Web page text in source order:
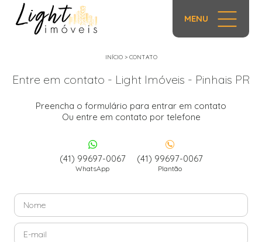
MENU
INÍCIO> CONTATO
Entre em contato - Light Imóveis - Pinhais PR
Preencha o formulário para entrar em contato
Ou entre em contato por telefone
(41) 99697-0067
WhatsApp
(41) 99697-0067
Plantão